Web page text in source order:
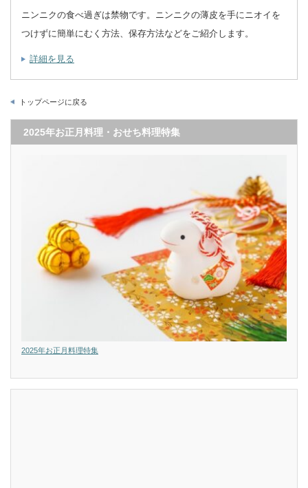
ニンニクの食べ過ぎは禁物です。ニンニクの薄皮を手にニオイを
つけずに簡単にむく方法、保存方法などをご紹介します。
詳細を見る
トップページに戻る
2025年お正月料理・おせち料理特集
2025年お正月料理特集